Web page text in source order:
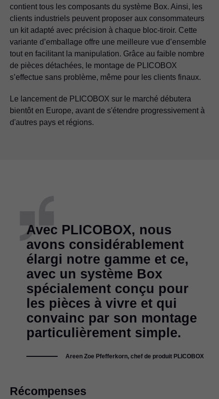
contient tous les composants du système Box. Ainsi, les
clients industriels peuvent proposer aux consommateurs
un kit adapté avec précision à chaque bloc-tiroir. Cette
variante d’emballage offre une meilleure vue d’ensemble
tout en facilitant la manipulation. Grâce au faible nombre
de pièces détachées, le montage de PLICOBOX
s’effectue sans problème, même pour les clients finaux.
Le lancement de PLICOBOX sur le marché débutera
bientôt en Europe, avant de s'étendre progressivement à
d'autres pays et régions.
Avec PLICOBOX, nous
avons considérablement
élargi notre gamme et ce,
avec un système Box
spécialement conçu pour
les pièces à vivre et qui
convainc par son montage
particulièrement simple.
Areen Zoe Pfefferkorn, chef de produit PLICOBOX
Récompenses